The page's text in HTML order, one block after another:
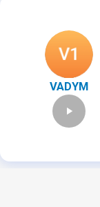
VADYM
Я